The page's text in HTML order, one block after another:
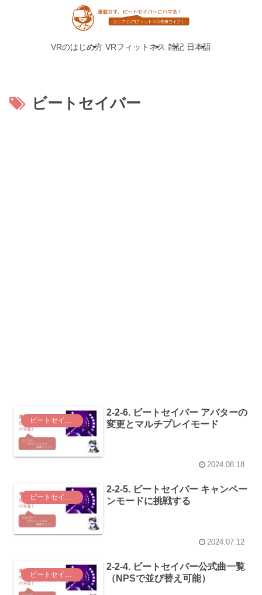
VRのはじめ方 VRフィットネス 雑記 日本語
ビートセイバー
2-2-6. ビートセイバー アバターの
変更とマルチプレイモード
2024.08.18
ビートセイバー（Beat Saber）
2-2-5. ビートセイバー キャンペー
ンモードに挑戦する
2024.07.12
2-2-4. ビートセイバー公式曲一覧
（NPSで並び替え可能）